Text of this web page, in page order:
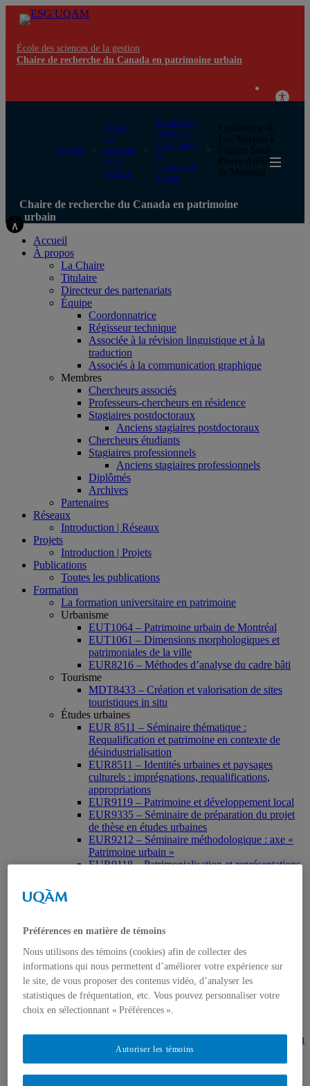
École des sciences de la gestion
Chaire de recherche du Canada en patrimoine urbain
UQAM
École
des
sciences
de la
gestion
Chaire de
recherche
du Canada
en
patrimoine
urbain
Conférence de
Luc Noppen à
l’église Saint-
Pierre-Apôtre
de Montréal
Chaire de recherche du Canada en patrimoine
urbain
Accueil
À propos
La Chaire
Titulaire
Directeur des partenariats
Équipe
Coordonnatrice
Régisseur technique
Associée à la révision linguistique et à la
traduction
Associés à la communication graphique
Membres
Chercheurs associés
Professeurs-chercheurs en résidence
Stagiaires postdoctoraux
Anciens stagiaires postdoctoraux
Chercheurs étudiants
Stagiaires professionnels
Anciens stagiaires professionnels
Diplômés
Archives
Partenaires
Réseaux
Introduction | Réseaux
Projets
Introduction | Projets
Publications
Toutes les publications
Formation
La formation universitaire en patrimoine
Urbanisme
EUT1064 – Patrimoine urbain de Montréal
EUT1061 – Dimensions morphologiques et
patrimoniales de la ville
EUR8216 – Méthodes d’analyse du cadre bâti
Tourisme
MDT8433 – Création et valorisation de sites
touristiques in situ
Études urbaines
EUR 8511 – Séminaire thématique :
Requalification et patrimoine en contexte de
désindustrialisation
EUR8511 – Identités urbaines et paysages
culturels : imprégnations, requalifications,
appropriations
EUR9119 – Patrimoine et développement local
EUR9335 – Séminaire de préparation du projet
de thèse en études urbaines
EUR9212 – Séminaire méthodologique : axe «
Patrimoine urbain »
EUR9118 – Patrimonialisation et représentations
Muséologie, médiation et patrimoine
HAR2644 – Animation, communications,
Direction de thèses et de mémoires
Stages
Archives
MDT8001 – Épistémologie des études
touristiques
MDT8101 – Culture et tourisme
EUR7102 – Dimensions sociales et culturelles du
tourisme
EUR8216 – Méthodes d’analyse du cadre bâti
EUR8460 – Patrimoine et requalification des
Préférences en matière de témoins
Nous utilisons des témoins (cookies) afin de collecter des
informations qui nous permettent d’améliorer votre expérience sur
le site, de vous proposer des contenus vidéo, d’analyser les
statistiques de fréquentation, etc. Vous pouvez personnaliser votre
choix en sélectionnant « Préférences ».
Autoriser les témoins